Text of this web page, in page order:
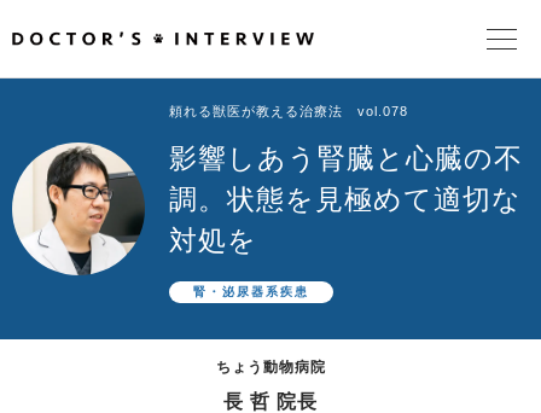
頼れるドクターが教える治療法
街の頼れるドクターたち
インタビューを検索
頼れる獣医が教える治療法 vol.078
影響しあう腎臓と心臓の不
調。状態を見極めて適切な
対処を
腎・泌尿器系疾患
ちょう動物病院
長 哲 院長